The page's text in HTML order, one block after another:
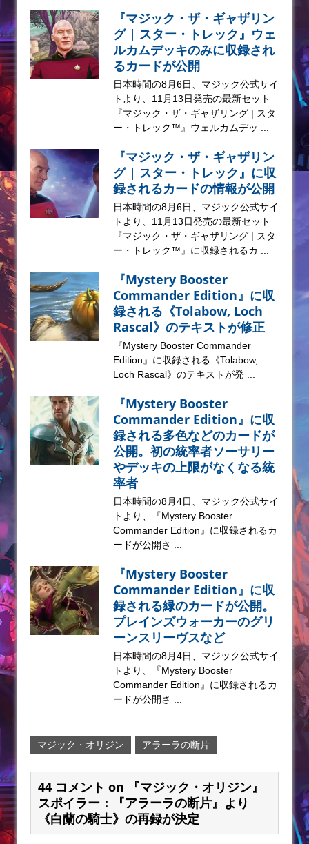
『マジック・ザ・ギャザリン
グ | スター・トレック』ウェ
ルカムデッキのみに収録され
るカードが公開
日本時間の8月6日、マジック公式サイ
トより、11月13日発売の最新セット
『マジック・ザ・ギャザリング | スタ
ー・トレック™』ウェルカムデッ ...
『マジック・ザ・ギャザリン
グ | スター・トレック』に収
録されるカードの情報が公開
日本時間の8月6日、マジック公式サイ
トより、11月13日発売の最新セット
『マジック・ザ・ギャザリング | スタ
ー・トレック™』に収録されるカ ...
『Mystery Booster
Commander Edition』に収
録される《Tolabow, Loch
Rascal》のテキストが修正
『Mystery Booster Commander
Edition』に収録される《Tolabow,
Loch Rascal》のテキストが発 ...
『Mystery Booster
Commander Edition』に収
録される多色などのカードが
公開。初の統率者ソーサリー
やデッキの上限がなくなる統
率者
日本時間の8月4日、マジック公式サイ
トより、『Mystery Booster
Commander Edition』に収録されるカ
ードが公開さ ...
『Mystery Booster
Commander Edition』に収
録される緑のカードが公開。
プレインズウォーカーのグリ
ーンスリーヴスなど
日本時間の8月4日、マジック公式サイ
トより、『Mystery Booster
Commander Edition』に収録されるカ
ードが公開さ ...
マジック・オリジン アラーラの断片
44 コメント on 『マジック・オリジン』
スポイラー：『アラーラの断片』より
《白蘭の騎士》の再録が決定